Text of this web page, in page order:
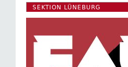
SEKTION LÜNEBURG